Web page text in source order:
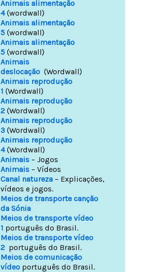
Animais alimentação
4(wordwall)
Animais alimentação
5 (wordwall)
Animais alimentação
5(wordwall)
Animais
deslocação(Wordwall)
Animais reprodução
1 (Wordwall)
Animais reprodução
2(Wordwall)
Animais reprodução
3(Wordwall)
Animais reprodução
4(Wordwall)
Animais – Jogos
Animais– Vídeos
Canal natureza– Explicações,
vídeos e jogos.
Meios de transporte canção
da Sónia
Meios de transporte vídeo
1 português do Brasil.
Meios de transporte vídeo
2português do Brasil.
Meios de comunicação
vídeoportuguês do Brasil.